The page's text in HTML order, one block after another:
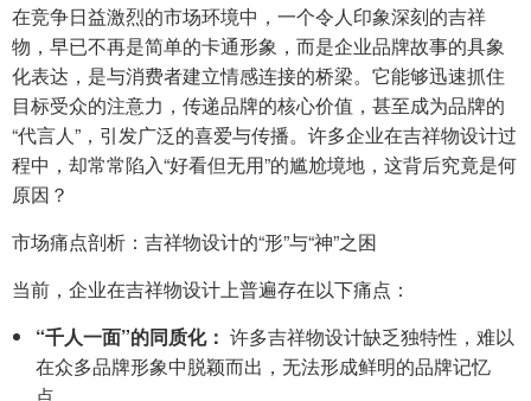
在竞争日益激烈的市场环境中，一个令人印象深刻的吉祥
物，早已不再是简单的卡通形象，而是企业品牌故事的具象
化表达，是与消费者建立情感连接的桥梁。它能够迅速抓住
目标受众的注意力，传递品牌的核心价值，甚至成为品牌的
“代言人”，引发广泛的喜爱与传播。许多企业在吉祥物设计过
程中，却常常陷入“好看但无用”的尴尬境地，这背后究竟是何
原因？
市场痛点剖析：吉祥物设计的“形”与“神”之困
当前，企业在吉祥物设计上普遍存在以下痛点：
“千人一面”的同质化： 许多吉祥物设计缺乏独特性，难以
在众多品牌形象中脱颖而出，无法形成鲜明的品牌记忆
点。